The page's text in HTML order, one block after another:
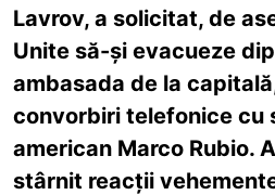
Lavrov, a solicitat, de
Unite să-și evacueze
ambasada de la
convorbiri telefonice cu
american Marco Rubio.
stârnit reacții